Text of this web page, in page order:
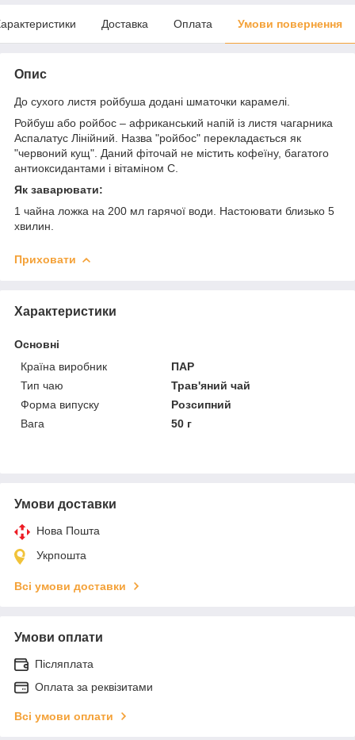
Доставка Оплата Умови повернення
Опис
До сухого листя ройбуша додані шматочки карамелі.
Ройбуш або ройбос – африканський напій із листя чагарника
Аспалатус Лінійний. Назва "ройбос" перекладається як
"червоний кущ". Даний фіточай не містить кофеїну, багатого
антиоксидантами і вітаміном С.
Як заварювати:
1 чайна ложка на 200 мл гарячої води. Настоювати близько 5
хвилин.
Приховати
Характеристики
Основні
Країна виробник
ПАР
Тип чаю
Трав'яний чай
Форма випуску
Розсипний
Вага
50 г
Умови доставки
Нова Пошта
Укрпошта
Всі умови доставки
Умови оплати
Післяплата
Оплата за реквізитами
Всі умови оплати